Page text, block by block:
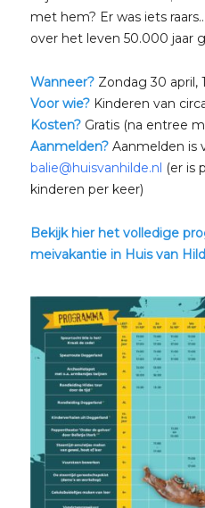
met hem? Er was iets
over het leven 50.000 jaar
Wanneer?Zondag 30 april,
Voor wie?Kinderen van
Kosten?Gratis (na entree
Aanmelden?Aanmelden is
balie@huisvanhilde.nl (er is
kinderen per keer)
Bekijk hier het volledige
meivakantie in Huis van